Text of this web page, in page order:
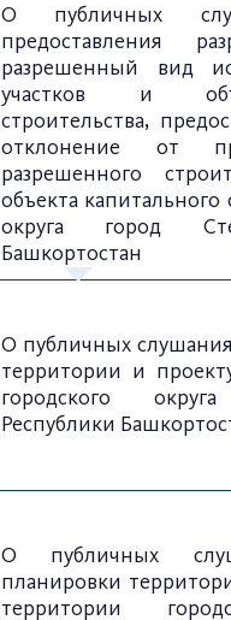
О публичных
предоставления
разрешенный вид
участков и
строительства,
отклонение от
разрешенного
объекта капитального
округа город
Башкортостан
О публичных
территории и
городского
Республики
О публичных
планировки
территории